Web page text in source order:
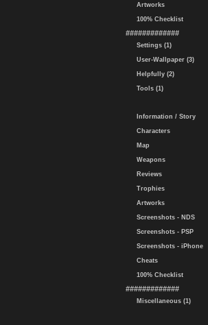
Artworks
100% Checklist
#############
Settings (1)
User-Wallpaper (3)
Helpfully (2)
Tools (1)
Information / Story
Characters
Map
Weapons
Reviews
Trophies
Artworks
Screenshots - NDS
Screenshots - PSP
Screenshots - iPhone
Cheats
100% Checklist
#############
Miscellaneous (1)